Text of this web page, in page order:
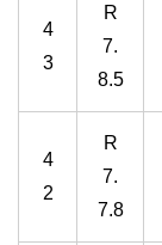
4
3
R
7.
8.5
4
2
R
7.
7.8